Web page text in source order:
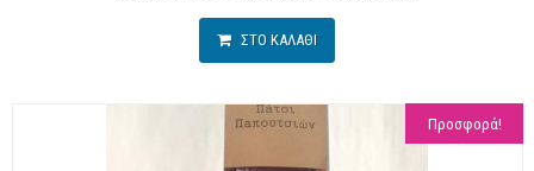
ΣΤΟ ΚΑΛΑΘΙ
Προσφορά!